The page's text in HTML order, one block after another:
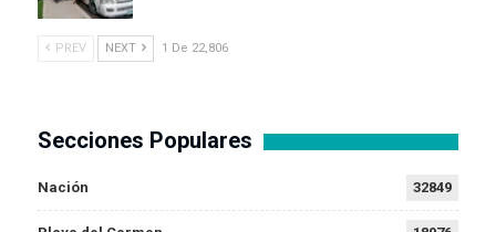
PREV NEXT 1 De 22,806
Secciones Populares
Nación 32849